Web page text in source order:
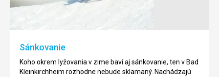
Sánkovanie
Koho okrem lyžovania v zime baví aj sánkovanie, ten v Bad
Kleinkirchheim rozhodne nebude sklamaný. Nachádzajú